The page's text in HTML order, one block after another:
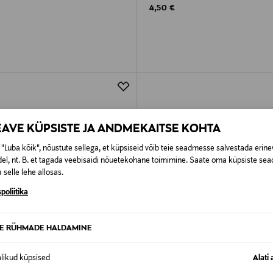
KÜPSISTE JA ANDMEKAITSE KOHTA
"Luba kõik", nõustute sellega, et küpsiseid võib teie seadmesse salvestada
nt. B. et tagada veebisaidi nõuetekohane toimimine. Saate oma küpsiste
selle lehe allosas.
RÜHMADE HALDAMINE
küpsised Alati
Original Price
4,50 €